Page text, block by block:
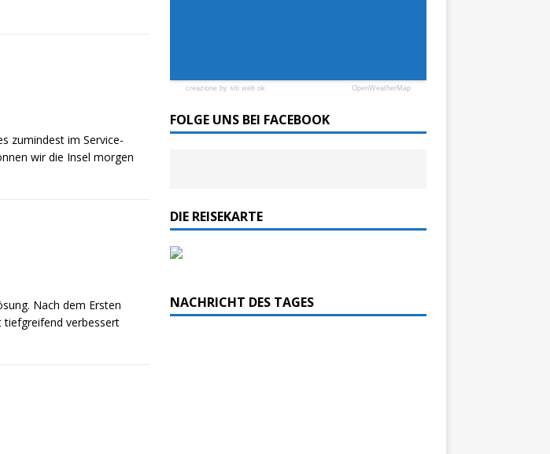
zumindest im Service-
wir die Insel morgen
Nach dem Ersten
tiefgreifend verbessert
creazione by siti web ok OpenWeatherMap
FOLGE UNS BEI FACEBOOK
DIE REISEKARTE
NACHRICHT DES TAGES